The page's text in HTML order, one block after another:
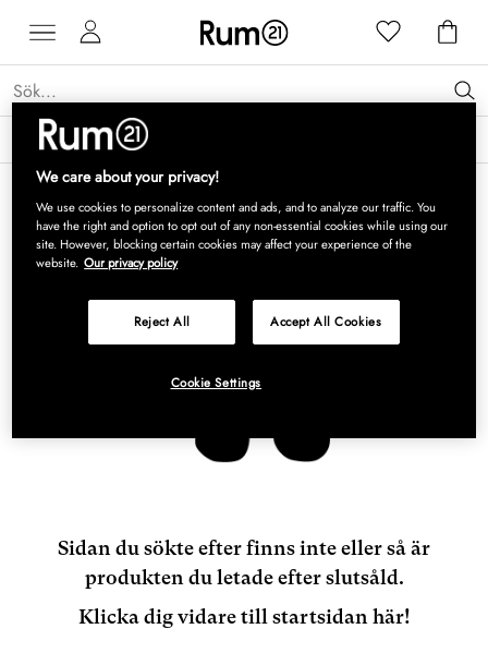
Få 15 % rabatt på Grythyttan Stålmöbler* →
Sidan du sökte efter finns inte eller så är
produkten du letade efter slutsåld.
Klicka dig vidare till startsidan här!
We care about your privacy!
We use cookies to personalize content and ads, and to analyze our traffic. You
have the right and option to opt out of any non-essential cookies while using our
site. However, blocking certain cookies may affect your experience of the
website. Our privacy policy
Reject All Accept All Cookies
Cookie Settings